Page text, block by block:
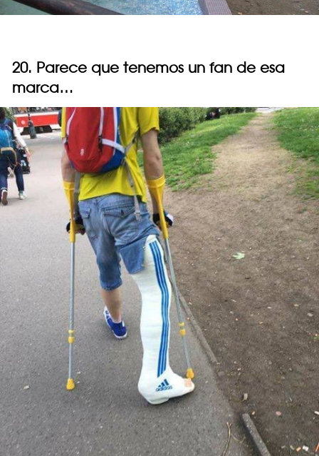
20. Parece que tenemos un fan de esa
marca…